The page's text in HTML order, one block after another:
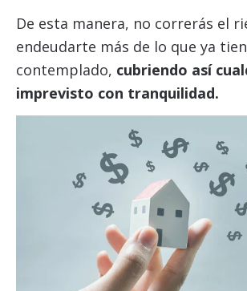
De esta manera, no correrás el
endeudarte más de lo que ya
contemplado, cubriendo así
imprevisto con tranquilidad.